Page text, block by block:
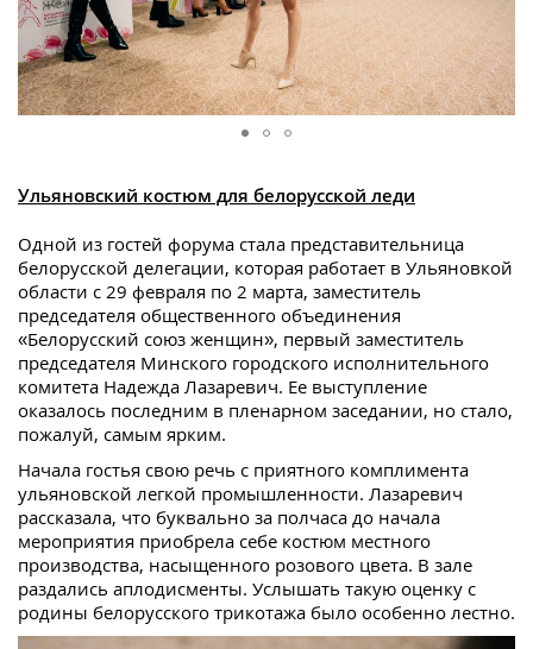
Ульяновский костюм для белорусской леди
Одной из гостей форума стала представительница
белорусской делегации, которая работает в Ульяновкой
области с 29 февраля по 2 марта, заместитель
председателя общественного объединения
«Белорусский союз женщин», первый заместитель
председателя Минского городского исполнительного
комитета Надежда Лазаревич. Ее выступление
оказалось последним в пленарном заседании, но стало,
пожалуй, самым ярким.
Начала гостья свою речь с приятного комплимента
ульяновской легкой промышленности. Лазаревич
рассказала, что буквально за полчаса до начала
мероприятия приобрела себе костюм местного
производства, насыщенного розового цвета. В зале
раздались аплодисменты. Услышать такую оценку с
родины белорусского трикотажа было особенно лестно.